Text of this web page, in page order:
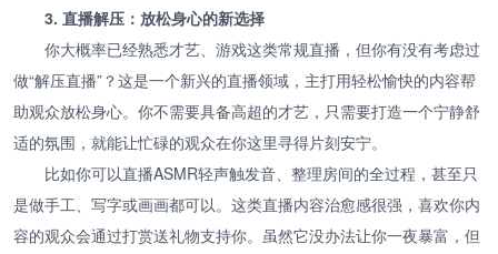
3. 直播解压：放松身心的新选择
你大概率已经熟悉才艺、游戏这类常规直播，但你有没有考虑过
做“解压直播”？这是一个新兴的直播领域，主打用轻松愉快的内容帮
助观众放松身心。你不需要具备高超的才艺，只需要打造一个宁静舒
适的氛围，就能让忙碌的观众在你这里寻得片刻安宁。
比如你可以直播ASMR轻声触发音、整理房间的全过程，甚至只
是做手工、写字或画画都可以。这类直播内容治愈感很强，喜欢你内
容的观众会通过打赏送礼物支持你。虽然它没办法让你一夜暴富，但